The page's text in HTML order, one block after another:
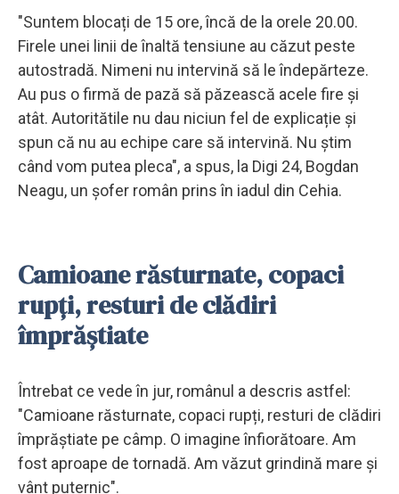
"Suntem blocați de 15 ore, încă de la orele 20.00.
Firele unei linii de înaltă tensiune au căzut peste
autostradă. Nimeni nu intervină să le îndepărteze.
Au pus o firmă de pază să păzească acele fire și
atât. Autoritătile nu dau niciun fel de explicație și
spun că nu au echipe care să intervină. Nu știm
când vom putea pleca", a spus, la Digi 24, Bogdan
Neagu, un șofer român prins în iadul din Cehia.
Camioane răsturnate, copaci
rupți, resturi de clădiri
împrăștiate
Întrebat ce vede în jur, românul a descris astfel:
"Camioane răsturnate, copaci rupți, resturi de clădiri
împrăștiate pe câmp. O imagine înfiorătoare. Am
fost aproape de tornadă. Am văzut grindină mare și
vânt puternic".